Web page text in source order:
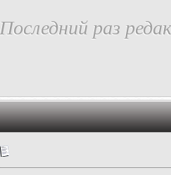
Последний раз